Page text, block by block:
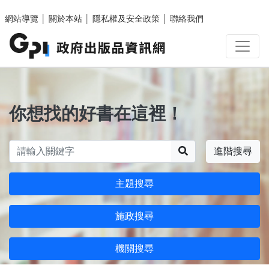
網站導覽
關於本站 隱私權及安全政策 聯絡我們
你想找的好書在這裡！
進階搜尋
主題搜尋
施政搜尋
機關搜尋